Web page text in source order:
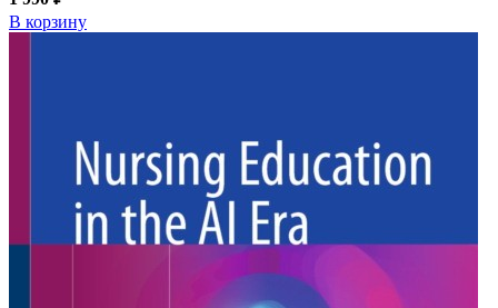
В корзину